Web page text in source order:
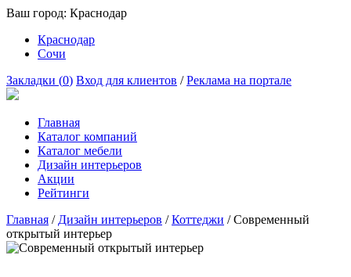
Ваш город: Краснодар
Краснодар
Сочи
Закладки (0) Вход для клиентов /Реклама на портале
Главная
Каталог компаний
Каталог мебели
Дизайн интерьеров
Акции
Рейтинги
Главная / Дизайн интерьеров /Коттеджи /Современный
открытый интерьер